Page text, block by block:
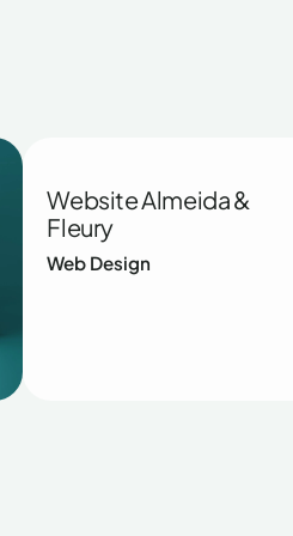
Website Almeida &
Fleury
Web Design